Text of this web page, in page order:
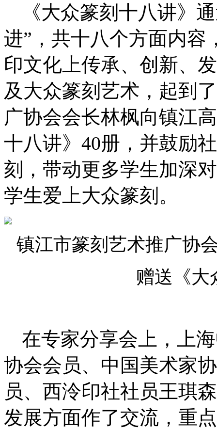
《大众篆刻十八讲》
进”，共十八个方面内容
印文化上传承、创新、
及大众篆刻艺术，起到
广协会会长林枫向镇江
十八讲》40册，并鼓励
刻，带动更多学生加深
学生爱上大众篆刻。
镇江市篆刻艺术推广协
赠送《大
在专家分享会上，上
协会会员、中国美术家
员、西泠印社社员王琪
发展方面作了交流，重